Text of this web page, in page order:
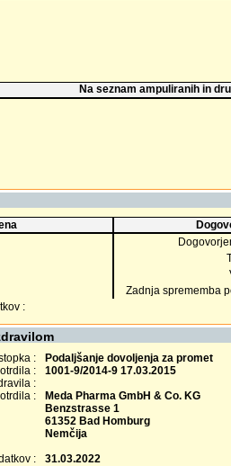
Na seznam ampuliranih in
Zadnja sprememba
:
:
Podaljšanje dovoljenja za promet
:
1001-9/2014-9 17.03.2015
:
:
Meda Pharma GmbH & Co. KG
Benzstrasse 1
61352 Bad Homburg
Nemčija
:
31.03.2022